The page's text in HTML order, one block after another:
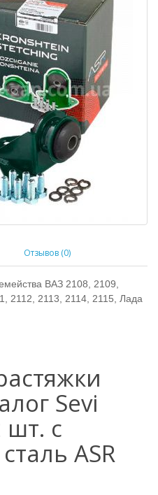
Отзывов (0)
ВАЗ 2108, 2109,
2112, 2113, 2114, 2115, Лада
Sevi
шт. с
ASR